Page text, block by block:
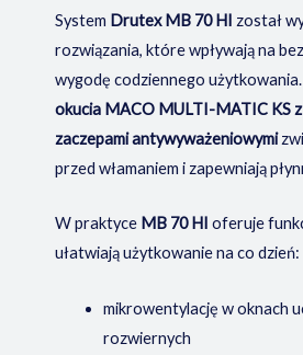
System Drutex MB 70 HI został
rozwiązania, które wpływają na
wygodę codziennego
okucia MACO MULTI-MATIC KS
zaczepami antywyważeniowymi
przed włamaniem i zapewniają
W praktyce MB 70 HI oferuje
ułatwiają użytkowanie na co dzień:
mikrowentylację w oknach
rozwiernych